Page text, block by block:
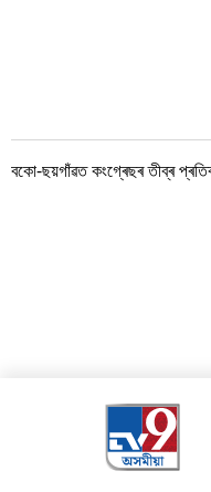
বকো-ছয়গাঁৱত কংগ্ৰেছৰ তীব্ৰ